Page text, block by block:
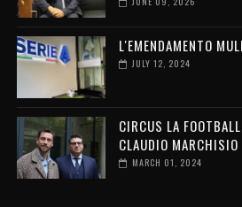
L'EMENDAMENTO
JULY 12, 2024
CIRCUS LA
CLAUDIO
MARCH 01, 2024